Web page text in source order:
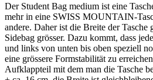
Der Student Bag medium ist eine
mehr in eine SWISS MOUNTAIN-
andere. Daher ist die Breite der Tasche
Sidebag grösser. Dazu kommt, dass
und links von unten bis oben speziell
eine grössere Formstabilität zu
Aufklappteil mit dem man die Tasche